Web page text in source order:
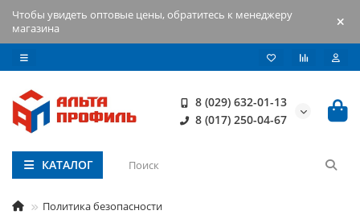
Чтобы увидеть оптовые цены, обратитесь к менеджеру
магазина
8 (029) 632-01-13
8 (017) 250-04-67
КАТАЛОГ
Политика безопасности